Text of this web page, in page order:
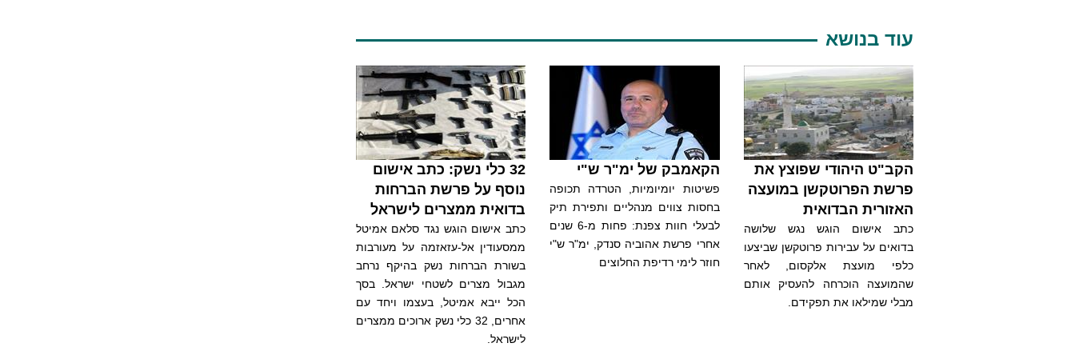
עוד בנושא
הקב"ט היהודי שפוצץ את
פרשת הפרוטקשן במועצה
האזורית הבדואית
כתב אישום הוגש נגש שלושה
בדואים על עבירות פרוטקשן שביצעו
כלפי מועצת אלקסום, לאחר
שהמועצה הוכרחה להעסיק אותם
מבלי שמילאו את תפקידם.
הקאמבק של ימ"ר ש"י
פשיטות יומיומיות, הטרדה תכופה
בחסות צווים מנהליים ותפירת תיק
לבעלי חוות צפנת: פחות מ-6 שנים
אחרי פרשת אהוביה סנדק, ימ"ר ש"י
חוזר לימי רדיפת החלוצים
32 כלי נשק: כתב אישום
נוסף על פרשת הברחות
בדואית ממצרים לישראל
כתב אישום הוגש נגד סלאם אמיטל
ממסעודין אל-עזאזמה על מעורבות
בשורת הברחות נשק בהיקף נרחב
מגבול מצרים לשטחי ישראל. בסך
הכל ייבא אמיטל, בעצמו ויחד עם
אחרים, 32 כלי נשק ארוכים ממצרים
לישראל.